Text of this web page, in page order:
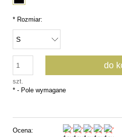
* Rozmiar:
szt.
do
* - Pole wymagane
Ocena: